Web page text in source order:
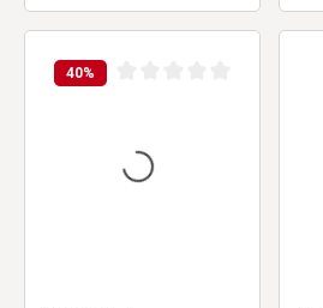
40%